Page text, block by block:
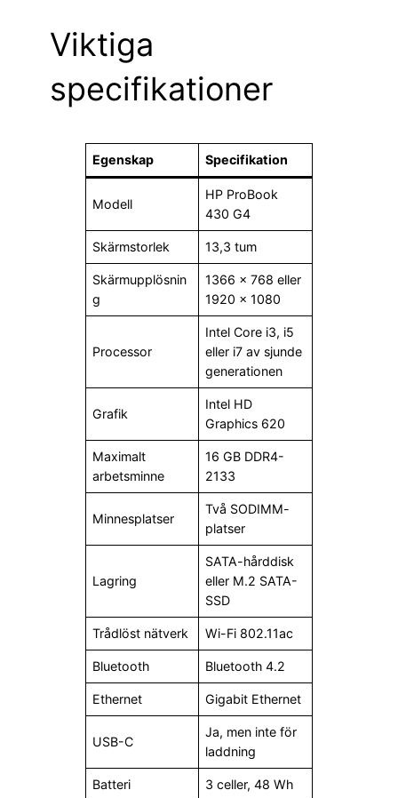
Viktiga
specifikationer
Egenskap Specifikation
Modell
HP ProBook
430 G4
Skärmstorlek 13,3 tum
Skärmupplösnin
g
1366 × 768 eller
1920 × 1080
Processor
Intel Core i3, i5
eller i7 av sjunde
generationen
Grafik
Intel HD
Graphics 620
Maximalt
arbetsminne
16 GB DDR4-
2133
Minnesplatser
Två SODIMM-
platser
Lagring
SATA-hårddisk
eller M.2 SATA-
SSD
Trådlöst nätverk Wi-Fi 802.11ac
Bluetooth Bluetooth 4.2
Ethernet Gigabit Ethernet
USB-C
Ja, men inte för
laddning
Batteri 3 celler, 48 Wh